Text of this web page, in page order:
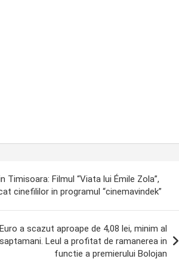
Timisoara: Filmul “Viata lui Émile Zola”,
cinefililor in programul “cinemavindek”
a scazut aproape de 4,08 lei, minim al
Leul a profitat de ramanerea in
functie a premierului Bolojan